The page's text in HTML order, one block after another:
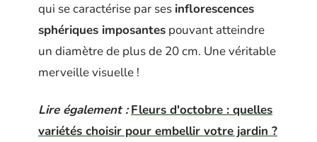
qui se caractérise par ses inflorescences
sphériques imposantes pouvant atteindre
un diamètre de plus de 20 cm. Une véritable
merveille visuelle !
Lire également : Fleurs d'octobre : quelles
variétés choisir pour embellir votre jardin ?